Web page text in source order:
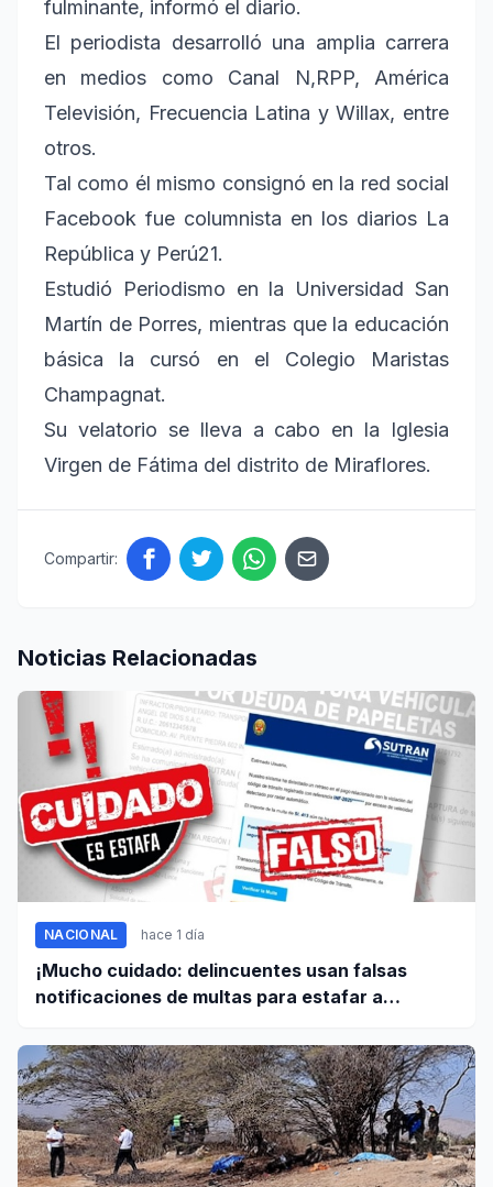
fulminante, informó el diario.
El periodista desarrolló una amplia carrera
en medios como Canal N,RPP, América
Televisión, Frecuencia Latina y Willax, entre
otros.
Tal como él mismo consignó en la red social
Facebook fue columnista en los diarios La
República y Perú21.
Estudió Periodismo en la Universidad San
Martín de Porres, mientras que la educación
básica la cursó en el Colegio Maristas
Champagnat.
Su velatorio se lleva a cabo en la Iglesia
Virgen de Fátima del distrito de Miraflores.
Compartir:
Noticias Relacionadas
NACIONAL hace 1 día
¡Mucho cuidado: delincuentes usan falsas
notificaciones de multas para estafar a